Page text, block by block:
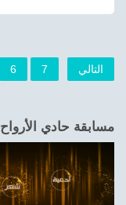
6 7
التالي
مسابقة حادي الأرواح